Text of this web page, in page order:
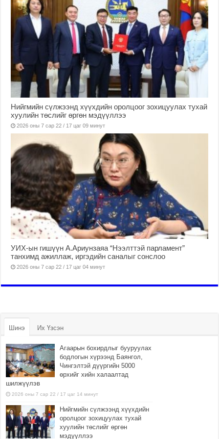
Нийгмийн сүлжээнд хүүхдийн оролцоог зохицуулах тухай
хуулийн төслийг өргөн мэдүүллээ
2026 оны 7 сар 22 / 17 цаг 09 минут
УИХ-ын гишүүн А.Ариунзаяа “Нээлттэй парламент”
танхимд ажиллаж, иргэдийн саналыг сонслоо
2026 оны 7 сар 22 / 17 цаг 04 минут
Шинэ Их Үзсэн
Агаарын бохирдлыг бууруулах
бодлогын хүрээнд Баянгол,
Чингэлтэй дүүргийн 5000
өрхийг хийн халаалтад
шилжүүлэв
2026 оны 7 сар 22 / 17 цаг 14 минут
Нийгмийн сүлжээнд хүүхдийн
оролцоог зохицуулах тухай
хуулийн төслийг өргөн
мэдүүллээ